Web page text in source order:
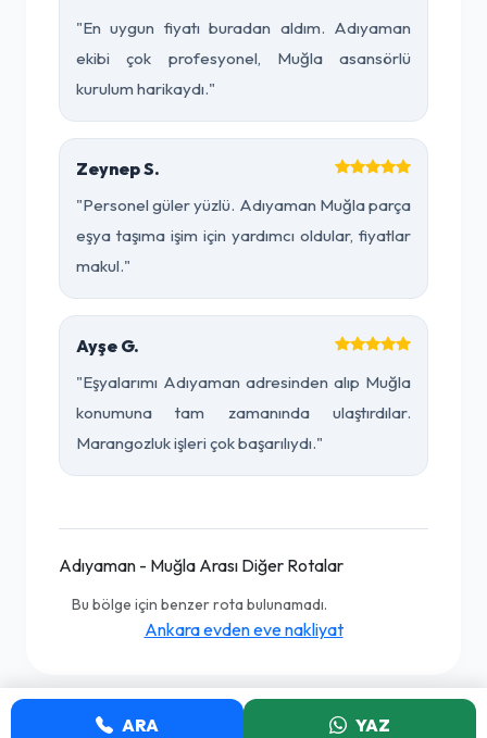
"En uygun fiyatı buradan aldım. Adıyaman
ekibi çok profesyonel, Muğla asansörlü
kurulum harikaydı."
Zeynep S.
"Personel güler yüzlü. Adıyaman Muğla parça
eşya taşıma işim için yardımcı oldular, fiyatlar
makul."
Ayşe G.
"Eşyalarımı Adıyaman adresinden alıp Muğla
konumuna tam zamanında ulaştırdılar.
Marangozluk işleri çok başarılıydı."
Adıyaman - Muğla Arası Diğer Rotalar
Bu bölge için benzer rota bulunamadı.
Ankara evden eve nakliyat
ARA YAZ